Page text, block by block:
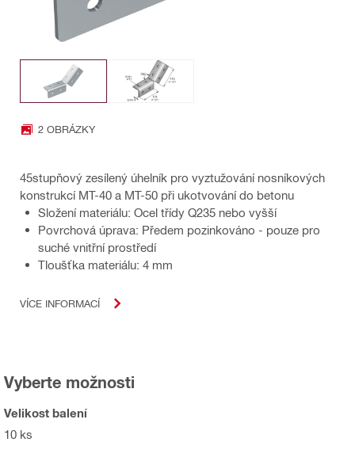
2 OBRÁZKY
45stupňový zesílený úhelník pro vyztužování nosníkových
konstrukcí MT-40 a MT-50 při ukotvování do betonu
Složení materiálu: Ocel třídy Q235 nebo vyšší
Povrchová úprava: Předem pozinkováno - pouze pro
suché vnitřní prostředí
Tloušťka materiálu: 4 mm
VÍCE INFORMACÍ
Vyberte možnosti
Velikost balení
10 ks